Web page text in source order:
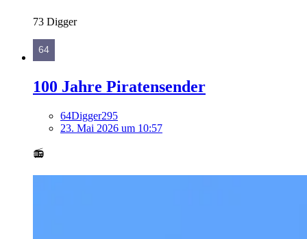
73 Digger
100 Jahre Piratensender
64Digger295
23. Mai 2026 um 10:57
📻